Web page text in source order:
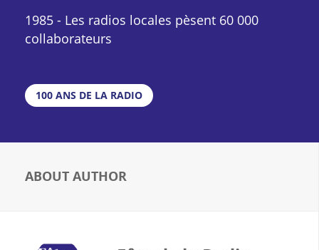
1985 - Les radios locales pèsent 60 000
collaborateurs
100 ANS DE LA RADIO
ABOUT AUTHOR